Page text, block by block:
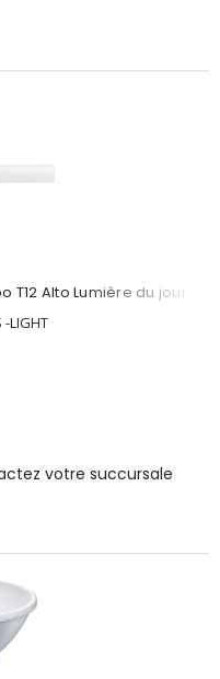
T12 Alto Lumière du jour
-LIGHT
votre succursale